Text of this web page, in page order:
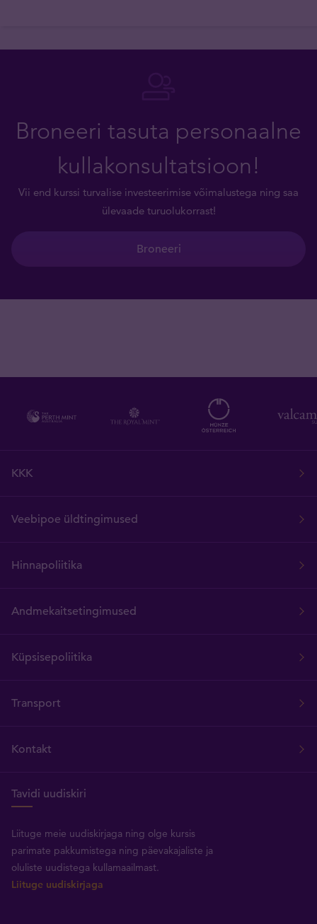
Broneeri tasuta personaalne
kullakonsultatsioon!
Vii end kurssi turvalise investeerimise võimalustega ning saa
ülevaade turuolukorrast!
Broneeri
KKK
Veebipoe üldtingimused
Hinnapoliitika
Andmekaitsetingimused
Küpsisepoliitika
Transport
Kontakt
Tavidi uudiskiri
Liituge meie uudiskirjaga ning olge kursis
parimate pakkumistega ning päevakajaliste ja
oluliste uudistega kullamaailmast.
Liituge uudiskirjaga